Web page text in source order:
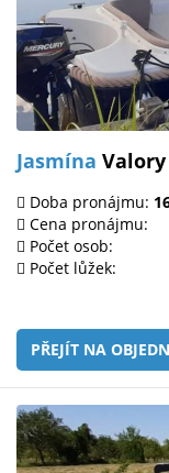
Jasmína Valory
Doba pronájmu:
Cena pronájmu:
Počet osob:
Počet lůžek:
PŘEJÍT NA